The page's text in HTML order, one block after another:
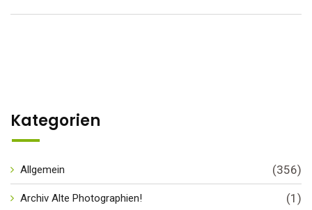
Kategorien
Allgemein (356)
Archiv Alte Photographien! (1)